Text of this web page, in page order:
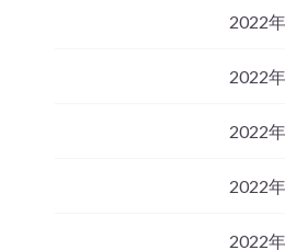
2022
2022
2022
2022
2022